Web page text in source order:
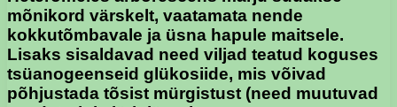
mõnikord värskelt, vaatamata nende
kokkutõmbavale ja üsna hapule maitsele.
Lisaks sisaldavad need viljad teatud koguses
tsüanogeenseid glükosiide, mis võivad
põhjustada tõsist mürgistust (need muutuvad